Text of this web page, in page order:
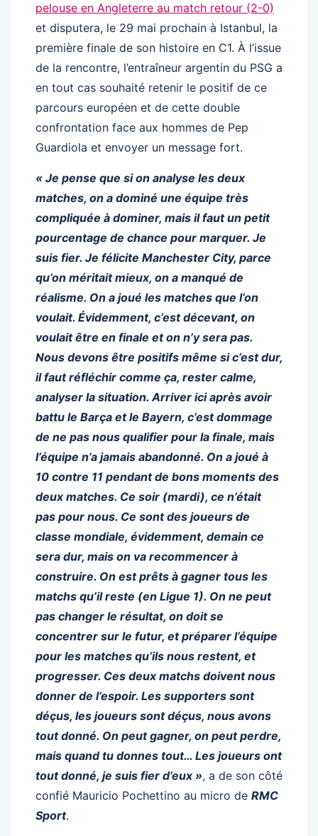
pelouse en Angleterre au match retour (2-0)
et disputera, le 29 mai prochain à Istanbul, la
première finale de son histoire en C1. À l’issue
de la rencontre, l’entraîneur argentin du PSG a
en tout cas souhaité retenir le positif de ce
parcours européen et de cette double
confrontation face aux hommes de Pep
Guardiola et envoyer un message fort.
« Je pense que si on analyse les deux
matches, on a dominé une équipe très
compliquée à dominer, mais il faut un petit
pourcentage de chance pour marquer. Je
suis fier. Je félicite Manchester City, parce
qu’on méritait mieux, on a manqué de
réalisme. On a joué les matches que l’on
voulait. Évidemment, c’est décevant, on
voulait être en finale et on n’y sera pas.
Nous devons être positifs même si c’est dur,
il faut réfléchir comme ça, rester calme,
analyser la situation. Arriver ici après avoir
battu le Barça et le Bayern, c’est dommage
de ne pas nous qualifier pour la finale, mais
l’équipe n’a jamais abandonné. On a joué à
10 contre 11 pendant de bons moments des
deux matches. Ce soir (mardi), ce n’était
pas pour nous. Ce sont des joueurs de
classe mondiale, évidemment, demain ce
sera dur, mais on va recommencer à
construire. On est prêts à gagner tous les
matchs qu’il reste (en Ligue 1). On ne peut
pas changer le résultat, on doit se
concentrer sur le futur, et préparer l’équipe
pour les matches qu’ils nous restent, et
progresser. Ces deux matchs doivent nous
donner de l’espoir. Les supporters sont
déçus, les joueurs sont déçus, nous avons
tout donné. On peut gagner, on peut perdre,
mais quand tu donnes tout… Les joueurs ont
tout donné, je suis fier d’eux », a de son côté
confié Mauricio Pochettino au micro de RMC
Sport.